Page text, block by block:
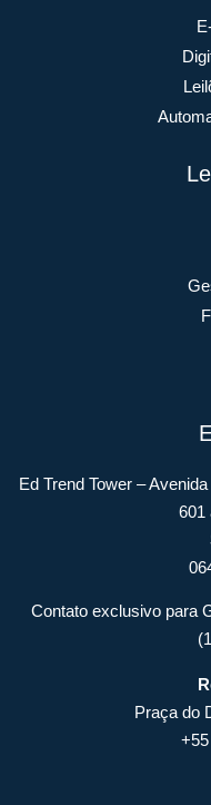
Ed Trend Tower –
601
Contato exclusivo para
Praça do